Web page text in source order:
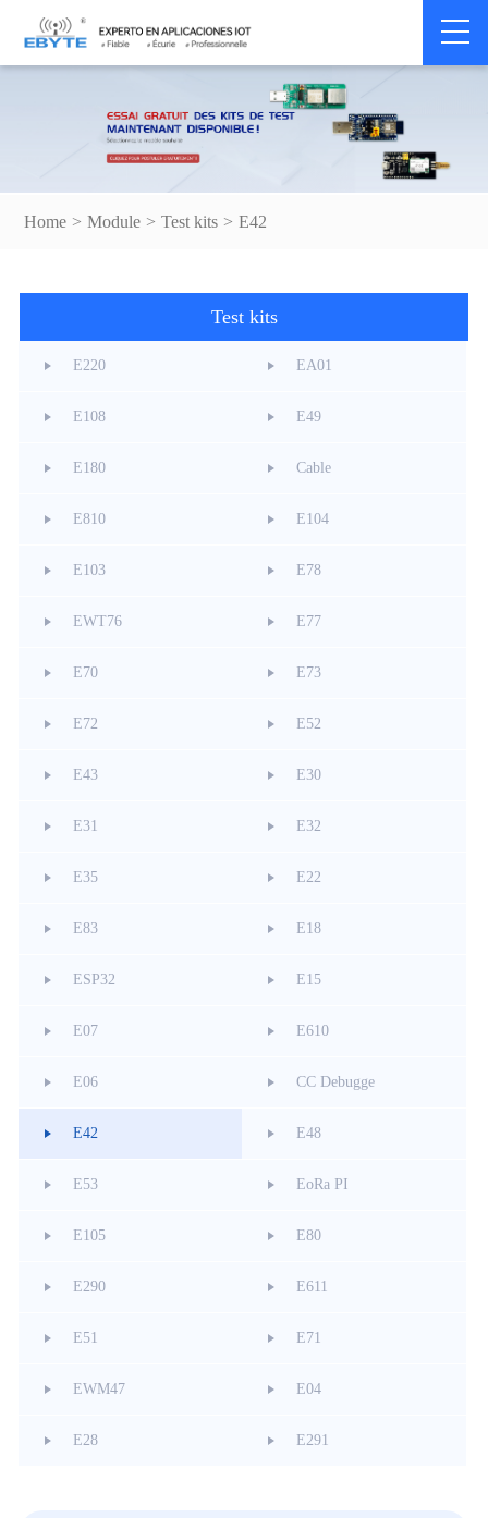
Home > Module > Test kits > E42
Test kits
E220 EA01
E108 E49
E180 Cable
E810 E104
E103 E78
EWT76 E77
E70 E73
E72 E52
E43 E30
E31 E32
E35 E22
E83 E18
ESP32 E15
E07 E610
E06 CC Debugge
E42 E48
E53 EoRa PI
E105 E80
E290 E611
E51 E71
EWM47 E04
E28 E291